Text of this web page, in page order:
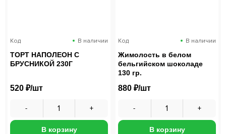
Код В наличии
ТОРТ НАПОЛЕОН С
БРУСНИКОЙ 230Г
520 ₽/шт
В корзину
Код В наличии
Жимолость в белом
бельгийском шоколаде
130 гр.
880 ₽/шт
В корзину